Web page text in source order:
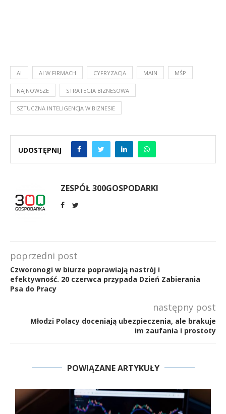
AI AI W FIRMACH CYFRYZACJA MAIN MŚP
NAJNOWSZE STRATEGIA BIZNESOWA
SZTUCZNA INTELIGENCJA W BIZNESIE
UDOSTĘPNIJ
ZESPÓŁ 300GOSPODARKI
poprzedni post
Czworonogi w biurze poprawiają nastrój i
efektywność. 20 czerwca przypada Dzień Zabierania
Psa do Pracy
następny post
Młodzi Polacy doceniają ubezpieczenia, ale brakuje
im zaufania i prostoty
POWIĄZANE ARTYKUŁY